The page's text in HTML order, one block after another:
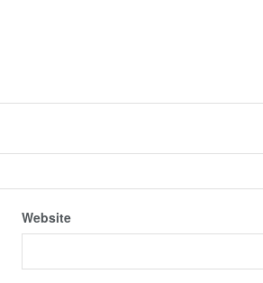
Website